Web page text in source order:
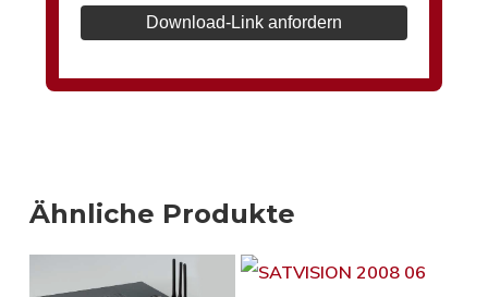
Download-Link anfordern
Ähnliche Produkte